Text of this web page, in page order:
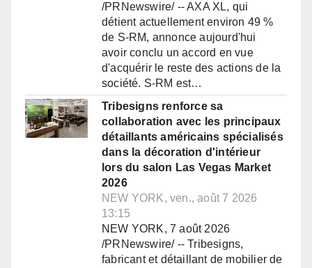
/PRNewswire/ -- AXA XL, qui
détient actuellement environ 49 %
de S-RM, annonce aujourd'hui
avoir conclu un accord en vue
d'acquérir le reste des actions de la
société. S-RM est…
Tribesigns renforce sa
collaboration avec les principaux
détaillants américains spécialisés
dans la décoration d'intérieur
lors du salon Las Vegas Market
2026
NEW YORK, ven., août 7 2026
13:15
NEW YORK, 7 août 2026
/PRNewswire/ -- Tribesigns,
fabricant et détaillant de mobilier de